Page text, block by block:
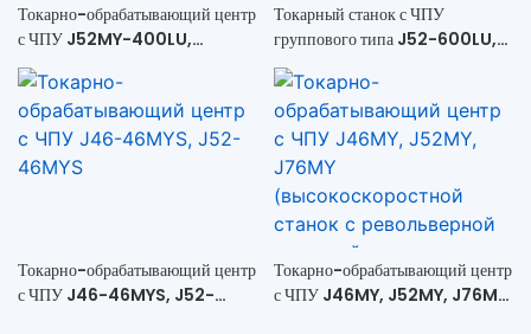
Токарно-обрабатывающий центр
с ЧПУ J52MY-400LU,
J76MY-400LU, J46MY-
400LU (высокоскоростной
револьверный станок с прямым
приводом + задняя бабка)
Токарный станок с ЧПУ
группового типа J52-600LU,
J76-600LU, J76B-600LU
Токарно-обрабатывающий центр
с ЧПУ J46-46MYS, J52-
Токарно-обрабатывающий центр
с ЧПУ J46MY, J52MY, J76MY